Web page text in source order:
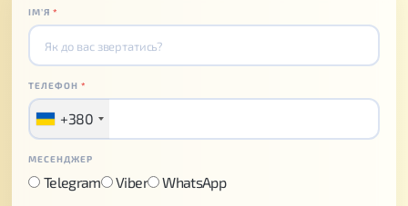
ІМʼЯ*
ТЕЛЕФОН*
+380
МЕСЕНДЖЕР
Telegram Viber WhatsApp